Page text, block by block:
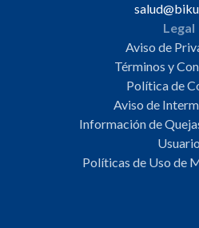
Legal
Aviso de
Términos y
Política de
Aviso de
Información de
Usuario
Políticas de Uso de